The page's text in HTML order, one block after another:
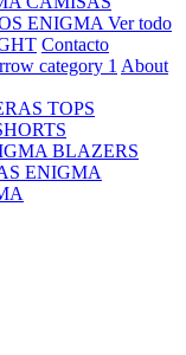
ENIGMA Ver todo
Contacto
About
TOPS
BLAZERS
ENIGMA